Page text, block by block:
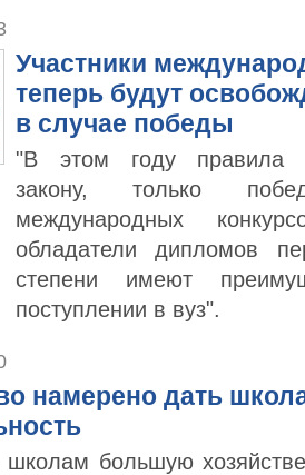
Участники
теперь будут
в случае победы
"В этом году правила
закону, только
международных
обладатели дипломов
степени имеют
поступлении в вуз".
намерено дать
большую